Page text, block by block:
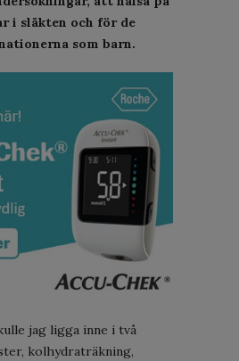
i släkten och för de
som barn.
jag ligga inne i två
kolhydraträkning,